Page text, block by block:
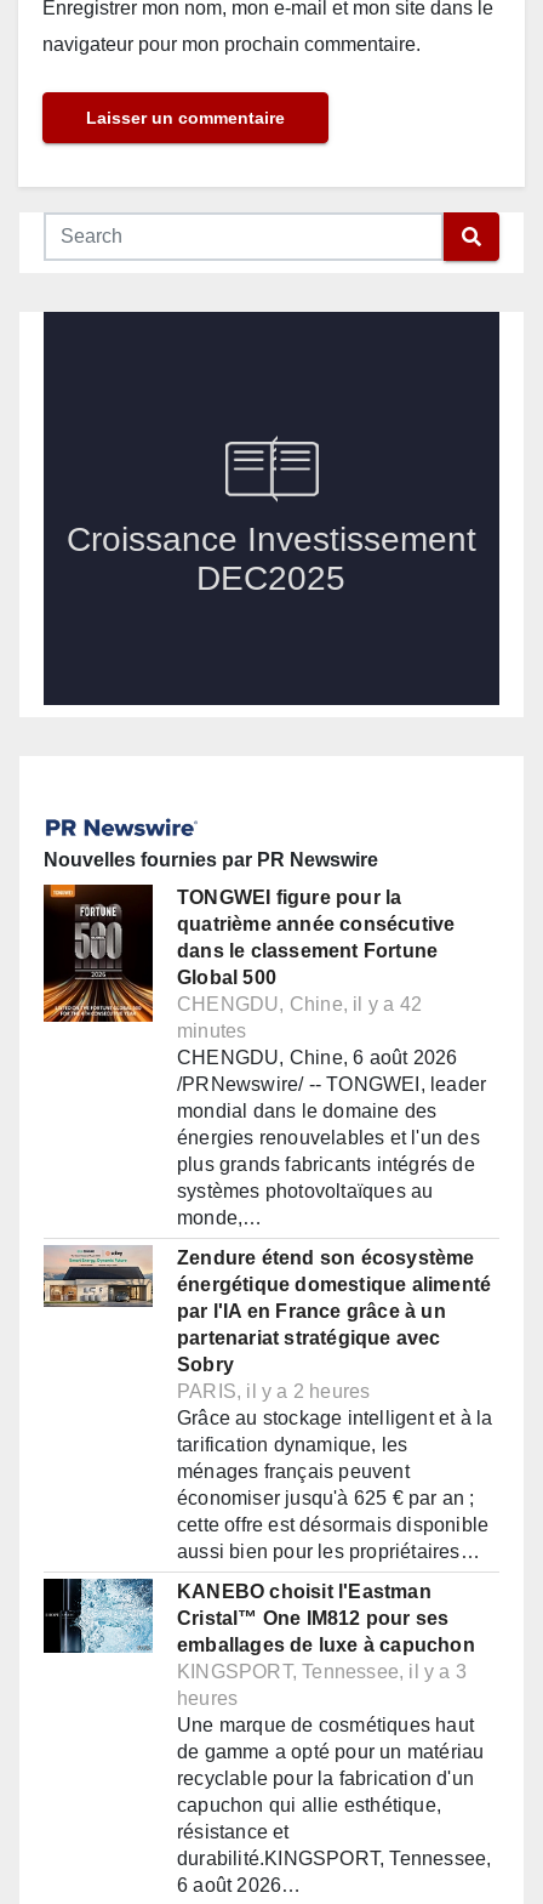
Enregistrer mon nom, mon e-mail et mon site dans le
navigateur pour mon prochain commentaire.
Nouvelles fournies par PR Newswire
TONGWEI figure pour la
quatrième année consécutive
dans le classement Fortune
Global 500
CHENGDU, Chine, il y a 42
minutes
CHENGDU, Chine, 6 août 2026
/PRNewswire/ -- TONGWEI, leader
mondial dans le domaine des
énergies renouvelables et l'un des
plus grands fabricants intégrés de
systèmes photovoltaïques au
monde,…
Zendure étend son écosystème
énergétique domestique alimenté
par l'IA en France grâce à un
partenariat stratégique avec
Sobry
PARIS, il y a 2 heures
Grâce au stockage intelligent et à la
tarification dynamique, les
ménages français peuvent
économiser jusqu'à 625 € par an ;
cette offre est désormais disponible
aussi bien pour les propriétaires…
KANEBO choisit l'Eastman
Cristal™ One IM812 pour ses
emballages de luxe à capuchon
KINGSPORT, Tennessee, il y a 3
heures
Une marque de cosmétiques haut
de gamme a opté pour un matériau
recyclable pour la fabrication d'un
capuchon qui allie esthétique,
résistance et
durabilité.KINGSPORT, Tennessee,
6 août 2026…